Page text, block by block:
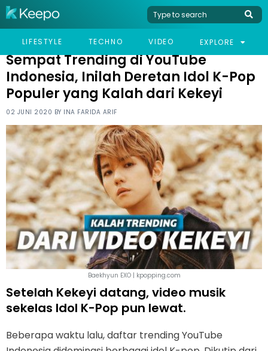
LIFESTYLE TECHNO VIDEO EXPLORE
HOME CELEB
SEMPAT TRENDING DI YOUTUBE INDONESIA, INILAH DERETAN IDOL
Sempat Trending di YouTube
Indonesia, Inilah Deretan Idol K-Pop
Populer yang Kalah dari Kekeyi
02 JUNI 2020 BY INA FARIDA ARIF
Baekhyun EXO | kpopping.com
Setelah Kekeyi datang, video musik
sekelas Idol K-Pop pun lewat.
Beberapa waktu lalu, daftar trending YouTube